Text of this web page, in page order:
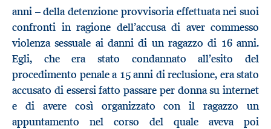
anni – della detenzione provvisoria effettuata nei suoi
confronti in ragione dell’accusa di aver commesso
violenza sessuale ai danni di un ragazzo di 16 anni.
Egli, che era stato condannato all’esito del
procedimento penale a 15 anni di reclusione, era stato
accusato di essersi fatto passare per donna su internet
e di avere così organizzato con il ragazzo un
appuntamento nel corso del quale aveva poi